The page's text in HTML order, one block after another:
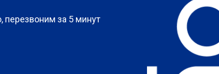
перезвоним за 5 минут